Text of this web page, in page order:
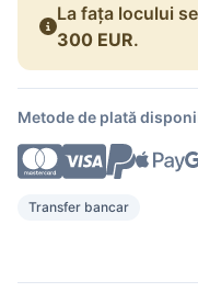
La fața locului
300 EUR.
Metode de plată
Transfer bancar